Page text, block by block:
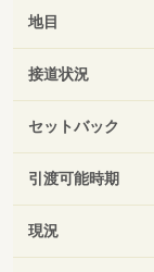
地目
接道状況
セットバック
引渡可能時期
現況